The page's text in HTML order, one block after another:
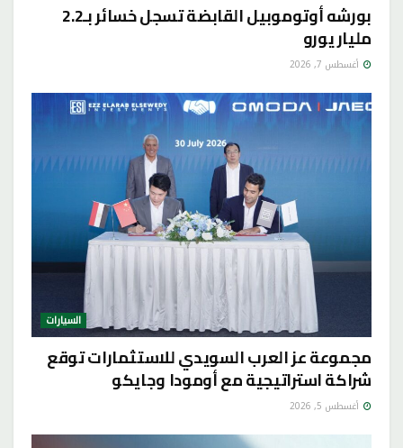
بورشه أوتوموبيل القابضة تسجل خسائر بـ2.2
مليار يورو
أغسطس 7, 2026
السيارات
مجموعة عز العرب السويدي للاستثمارات توقع
شراكة استراتيجية مع أومودا وجايكو
أغسطس 5, 2026